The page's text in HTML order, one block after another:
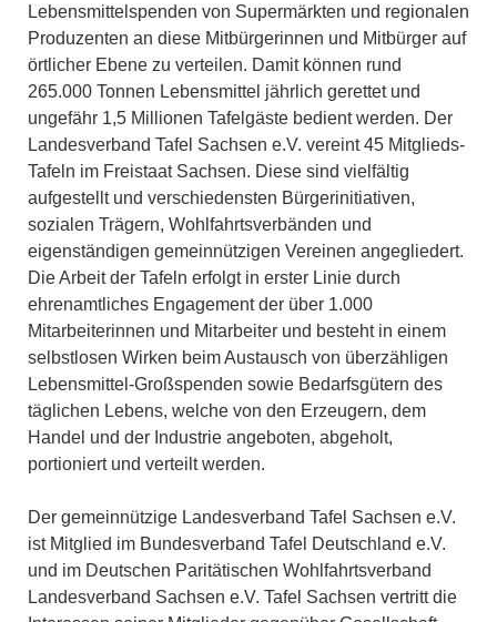
Lebensmittelspenden von Supermärkten und regionalen
Produzenten an diese Mitbürgerinnen und Mitbürger auf
örtlicher Ebene zu verteilen. Damit können rund
265.000 Tonnen Lebensmittel jährlich gerettet und
ungefähr 1,5 Millionen Tafelgäste bedient werden. Der
Landesverband Tafel Sachsen e.V. vereint 45 Mitglieds-
Tafeln im Freistaat Sachsen. Diese sind vielfältig
aufgestellt und verschiedensten Bürgerinitiativen,
sozialen Trägern, Wohlfahrtsverbänden und
eigenständigen gemeinnützigen Vereinen angegliedert.
Die Arbeit der Tafeln erfolgt in erster Linie durch
ehrenamtliches Engagement der über 1.000
Mitarbeiterinnen und Mitarbeiter und besteht in einem
selbstlosen Wirken beim Austausch von überzähligen
Lebensmittel-Großspenden sowie Bedarfsgütern des
täglichen Lebens, welche von den Erzeugern, dem
Handel und der Industrie angeboten, abgeholt,
portioniert und verteilt werden.
Der gemeinnützige Landesverband Tafel Sachsen e.V.
ist Mitglied im Bundesverband Tafel Deutschland e.V.
und im Deutschen Paritätischen Wohlfahrtsverband
Landesverband Sachsen e.V. Tafel Sachsen vertritt die